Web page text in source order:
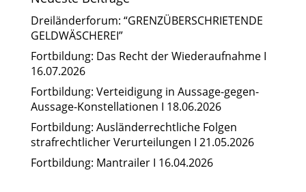
Dreiländerforum: “GRENZÜBERSCHRIETENDE
GELDWÄSCHEREI”
Fortbildung: Das Recht der Wiederaufnahme I
16.07.2026
Fortbildung: Verteidigung in Aussage-gegen-
Aussage-Konstellationen I 18.06.2026
Fortbildung: Ausländerrechtliche Folgen
strafrechtlicher Verurteilungen I 21.05.2026
Fortbildung: Mantrailer I 16.04.2026